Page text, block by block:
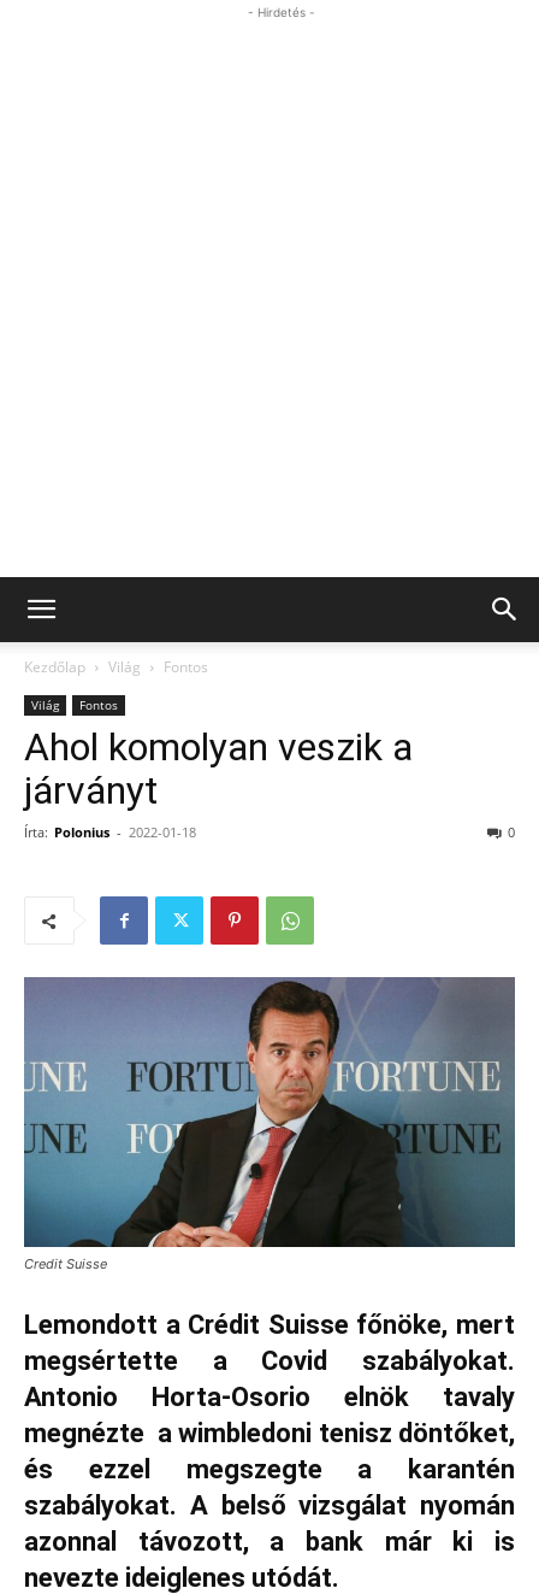
- Hirdetés -
Kezdőlap Világ Fontos
Világ Fontos
Ahol komolyan veszik a
járványt
Írta: Polonius - 2022-01-18 0
Credit Suisse
Lemondott a Crédit Suisse főnöke, mert
megsértette a Covid szabályokat.
Antonio Horta-Osorio elnök tavaly
megnézte a wimbledoni tenisz döntőket,
és ezzel megszegte a karantén
szabályokat. A belső vizsgálat nyomán
azonnal távozott, a bank már ki is
nevezte ideiglenes utódát.